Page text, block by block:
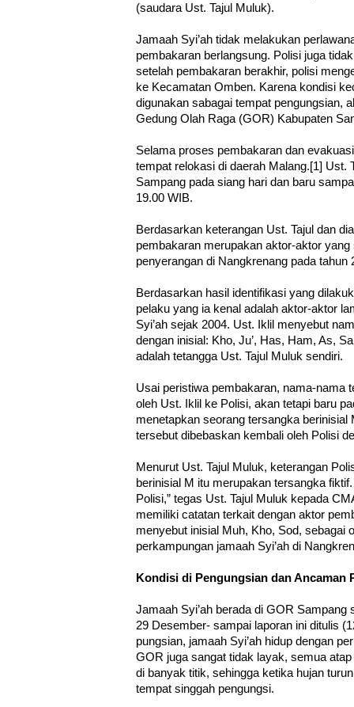
(saudara Ust. Tajul Muluk).
Jamaah Syi’ah tidak melakukan
pembakaran berlangsung. Polisi juga
setelah pembakaran berakhir, polisi
ke Kecamatan Omben. Karena kondisi
digunakan sabagai tempat pengungsian,
Gedung Olah Raga (GOR) Kabupaten
Selama proses pembakaran dan
tempat relokasi di daerah Malang.[1] Ust.
Sampang pada siang hari dan baru
19.00 WIB.
Berdasarkan keterangan Ust. Tajul dan
pembakaran merupakan aktor-aktor
penyerangan di Nangkrenang pada tahun
Berdasarkan hasil identifikasi yang
pelaku yang ia kenal adalah aktor-aktor
Syi’ah sejak 2004. Ust. Iklil menyebut
dengan inisial: Kho, Ju’, Has, Ham, As,
adalah tetangga Ust. Tajul Muluk sendiri.
Usai peristiwa pembakaran, nama-nama
oleh Ust. Iklil ke Polisi, akan tetapi baru
menetapkan seorang tersangka berinisial
tersebut dibebaskan kembali oleh Polisi
Menurut Ust. Tajul Muluk, keterangan
berinisial M itu merupakan tersangka
Polisi,” tegas Ust. Tajul Muluk kepada
memiliki catatan terkait dengan aktor
menyebut inisial Muh, Kho, Sod, sebagai
perkampungan jamaah Syi’ah di
Kondisi di Pengungsian dan Ancaman
Jamaah Syi’ah berada di GOR
29 Desember- sampai laporan ini ditulis
pungsian, jamaah Syi’ah hidup dengan
GOR juga sangat tidak layak, semua
di banyak titik, sehingga ketika hujan
tempat singgah pengungsi.